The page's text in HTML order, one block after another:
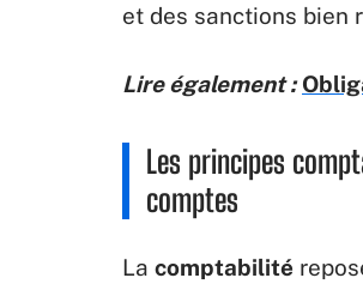
et des sanctions bien
Lire également :
Les principes
comptes
La comptabilité